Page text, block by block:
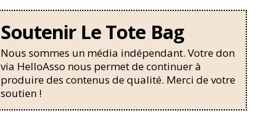
Soutenir Le Tote Bag
Nous sommes un média indépendant. Votre don
via HelloAsso nous permet de continuer à
produire des contenus de qualité. Merci de votre
soutien !